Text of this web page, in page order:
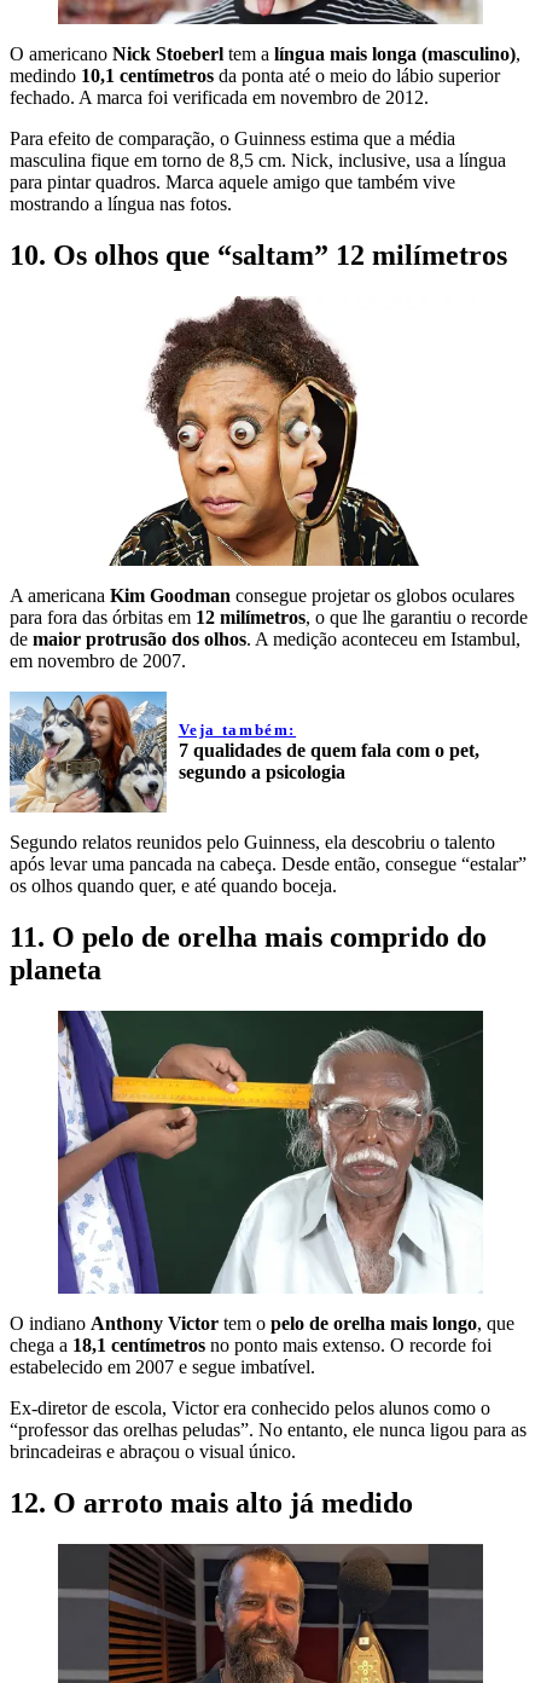
O americano Nick Stoeberl tem a língua mais longa (masculino),
medindo 10,1 centímetros da ponta até o meio do lábio superior
fechado. A marca foi verificada em novembro de 2012.
Para efeito de comparação, o Guinness estima que a média
masculina fique em torno de 8,5 cm. Nick, inclusive, usa a língua
para pintar quadros. Marca aquele amigo que também vive
mostrando a língua nas fotos.
10. Os olhos que “saltam” 12 milímetros
A americana Kim Goodman consegue projetar os globos oculares
para fora das órbitas em 12 milímetros, o que lhe garantiu o recorde
de maior protrusão dos olhos. A medição aconteceu em Istambul,
em novembro de 2007.
Veja também:
7 qualidades de quem fala com o pet,
segundo a psicologia
Segundo relatos reunidos pelo Guinness, ela descobriu o talento
após levar uma pancada na cabeça. Desde então, consegue “estalar”
os olhos quando quer, e até quando boceja.
11. O pelo de orelha mais comprido do
planeta
O indiano Anthony Victor tem o pelo de orelha mais longo, que
chega a 18,1 centímetros no ponto mais extenso. O recorde foi
estabelecido em 2007 e segue imbatível.
Ex-diretor de escola, Victor era conhecido pelos alunos como o
“professor das orelhas peludas”. No entanto, ele nunca ligou para as
brincadeiras e abraçou o visual único.
12. O arroto mais alto já medido